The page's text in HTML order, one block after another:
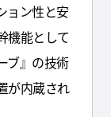
ョン性と安
機能として
ブ』の技術
が内蔵され